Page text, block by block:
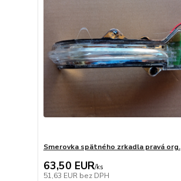
Smerovka spätného zrkadla pravá org.
63,50 EUR/ks
51,63 EUR bez DPH